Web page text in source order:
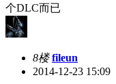
个DLC而已
8楼 fileun
2014-12-23 15:09